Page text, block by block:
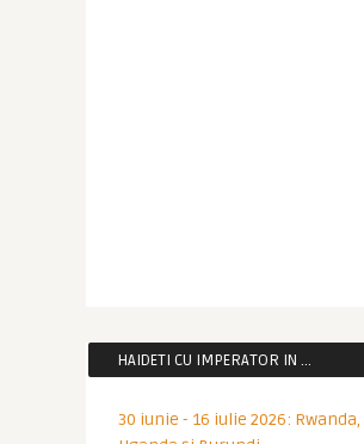
HAIDETI CU IMPERATOR IN …
30 iunie - 16 iulie 2026: Rwanda,